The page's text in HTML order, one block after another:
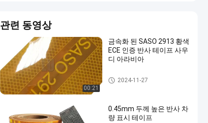
관련 동영상
00:21
금속화 된 SASO 2913 황색
ECE 인증 반사 테이프 사우
디 아라비아
Ece 104 사려깊은 테이프
2024-11-27
0.45mm 두께 높은 반사 차
량 표시 테이프